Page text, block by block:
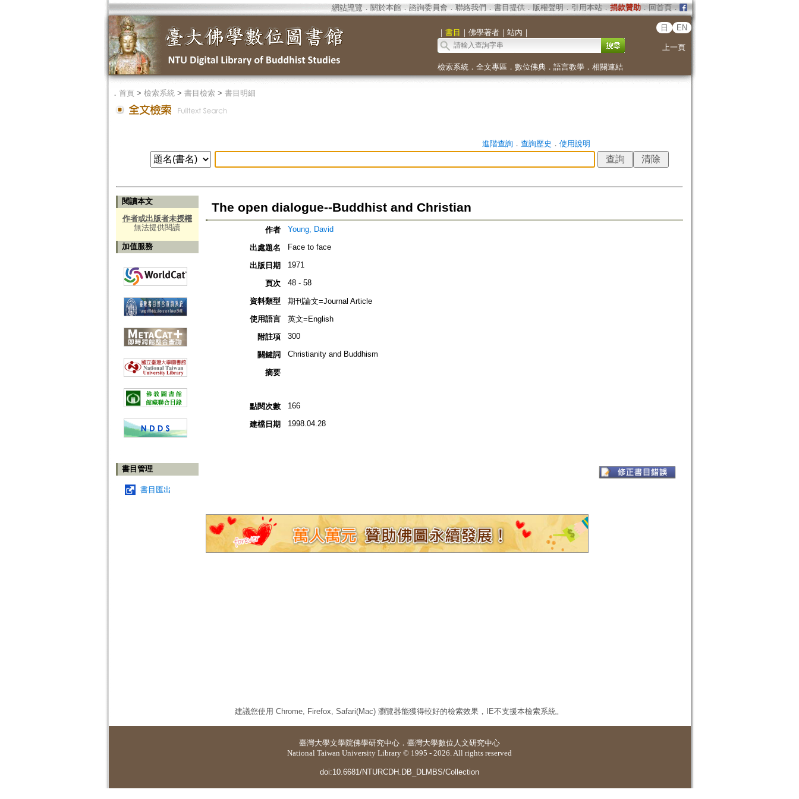
網站導覽 ． 關於本館． 諮詢委員會． 聯絡我們 ． 書目提供． 版權聲明 ． 引用本站． 捐款贊助．回首頁．
｜ 書目 ｜ 佛學著者｜ 站內 ｜
日 EN
上一頁
檢索系統． 全文專區 ． 數位佛典． 語言教學． 相關連結
． 首頁> 檢索系統> 書目檢索> 書目明細
進階查詢． 查詢歷史 ． 使用說明
閱讀本文
作者或出版者未授權
無法提供閱讀
加值服務
書目管理
書目匯出
The open dialogue--Buddhist and Christian
作者 Young, David
出處題名 Face to face
出版日期 1971
頁次 48 - 58
資料類型
期刊論文=Journal Article
使用語言
英文=English
附註項
300
關鍵詞 Christianity and Buddhism
摘要
點閱次數 166
建檔日期 1998.04.28
建議您使用 Chrome, Firefox, Safari(Mac) 瀏覽器能獲得較好的檢索效果，IE不支援本檢索系統。
臺灣大學文學院佛學研究中心 ． 臺灣大學數位人文研究中心
National Taiwan University Library © 1995 - 2026. All rights reserved
doi:10.6681/NTURCDH.DB_DLMBS/Collection